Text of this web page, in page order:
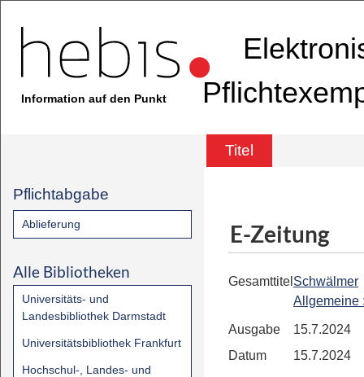
Information auf den Punkt
Titel
Pflichtabgabe
Ablieferung
Alle Bibliotheken
Universitäts- und
Landesbibliothek Darmstadt
Universitätsbibliothek Frankfurt
Hochschul-, Landes- und
E-Zeitung
Gesamttitel Schwälmer
Allgemeine
Ausgabe
15.7.2024
Datum
15.7.2024